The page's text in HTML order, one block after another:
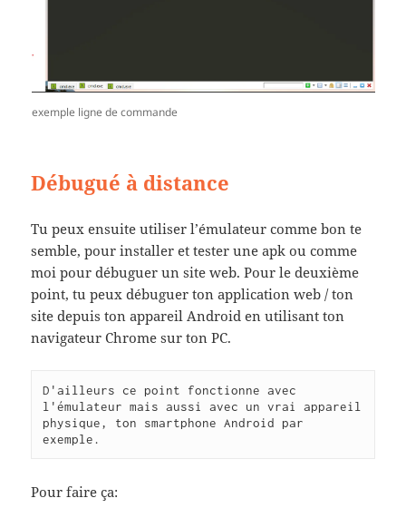
exemple ligne de commande
Débugué à distance
Tu peux ensuite utiliser l’émulateur comme bon te
semble, pour installer et tester une apk ou comme
moi pour débuguer un site web. Pour le deuxième
point, tu peux débuguer ton application web / ton
site depuis ton appareil Android en utilisant ton
navigateur Chrome sur ton PC.
D'ailleurs ce point fonctionne avec
l'émulateur mais aussi avec un vrai appareil
physique, ton smartphone Android par
exemple.
Pour faire ça: